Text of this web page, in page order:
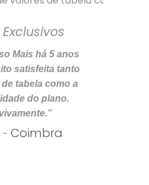
Mais há 5 anos
satisfeita tanto
tabela como a
do plano.
Coimbra